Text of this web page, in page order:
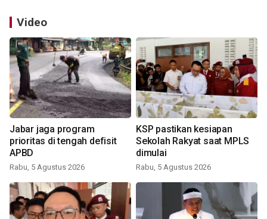
Video
Jabar jaga program
prioritas di tengah defisit
APBD
Rabu, 5 Agustus 2026
KSP pastikan kesiapan
Sekolah Rakyat saat MPLS
dimulai
Rabu, 5 Agustus 2026